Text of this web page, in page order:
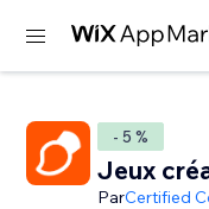
- 5 %
Jeux
ParCertified